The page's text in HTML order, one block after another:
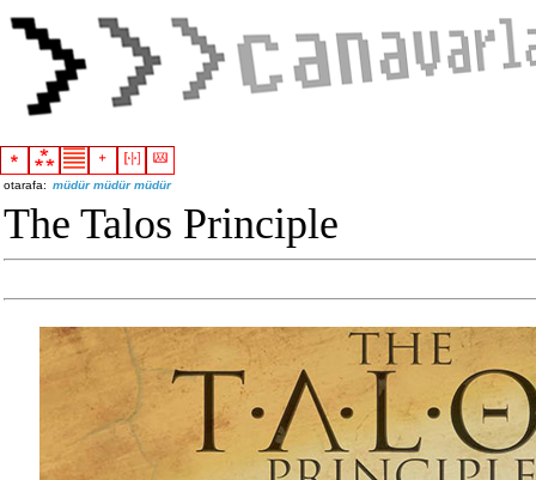
otarafa: müdür müdür müdür
The Talos Principle